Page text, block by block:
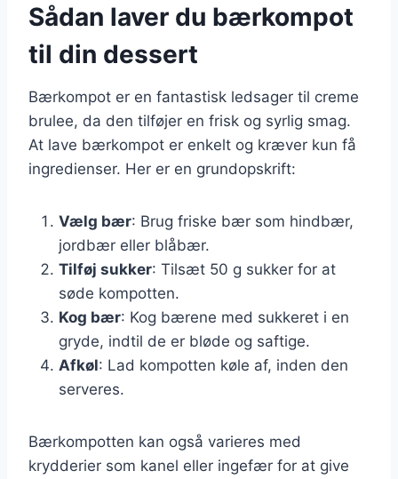
Sådan laver du bærkompot
til din dessert
Bærkompot er en fantastisk ledsager til creme
brulee, da den tilføjer en frisk og syrlig smag.
At lave bærkompot er enkelt og kræver kun få
ingredienser. Her er en grundopskrift:
Vælg bær: Brug friske bær som hindbær,
jordbær eller blåbær.
Tilføj sukker: Tilsæt 50 g sukker for at
søde kompotten.
Kog bær: Kog bærene med sukkeret i en
gryde, indtil de er bløde og saftige.
Afkøl: Lad kompotten køle af, inden den
serveres.
Bærkompotten kan også varieres med
krydderier som kanel eller ingefær for at give